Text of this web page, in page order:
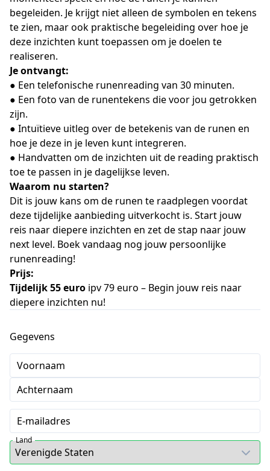
begeleiden. Je krijgt niet alleen de symbolen en tekens
te zien, maar ook praktische begeleiding over hoe je
deze inzichten kunt toepassen om je doelen te
realiseren.
Je ontvangt:
● Een telefonische runenreading van 30 minuten.
● Een foto van de runentekens die voor jou getrokken
zijn.
● Intuïtieve uitleg over de betekenis van de runen en
hoe je deze in je leven kunt integreren.
● Handvatten om de inzichten uit de reading praktisch
toe te passen in je dagelijkse leven.
Waarom nu starten?
Dit is jouw kans om de runen te raadplegen voordat
deze tijdelijke aanbieding uitverkocht is. Start jouw
reis naar diepere inzichten en zet de stap naar jouw
next level. Boek vandaag nog jouw persoonlijke
runenreading!
Prijs:
Tijdelijk 55 euro ipv 79 euro – Begin jouw reis naar
diepere inzichten nu!
Gegevens
Voornaam
Achternaam
E-mailadres
Land